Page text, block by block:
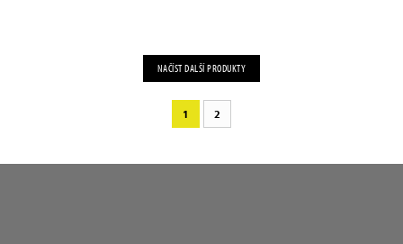
NAČÍST DALŠÍ PRODUKTY
1 2